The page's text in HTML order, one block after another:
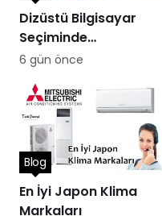
Dizüstü Bilgisayar
Seçiminde
Performans
6 gün önce
En İyi Japon Klima
Markaları
Blog